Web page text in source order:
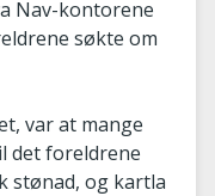
Nav-kontorene
søkte om
var at mange
det foreldrene
stønad, og kartla